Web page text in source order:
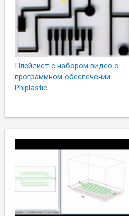
Плейлист с набором видео о
программном обеспечении
Phiplastic